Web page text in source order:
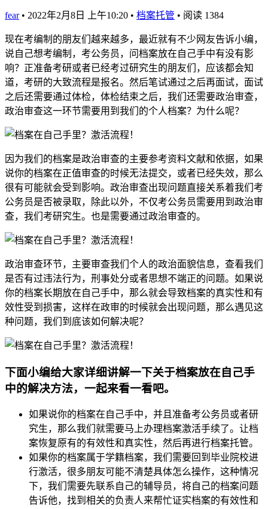
fear • 2022年2月8日 上午10:20 • 档案托管 • 阅读 1384
现在考编制的朋友们越来越多，最近就有不少网友告诉小编，
说自己想考编制，考公务员，问档案放在自己手中有没有影
响？正准备考研或者已经考过研究生的朋友们，应该都会知
道，考研的大致流程是报名。然后笔试通过之后再面试，面试
之后还需要通过体检，体检结束之后，我们还需要政治审查，
政治审查这一环节需要用到我们的个人档案？为什么呢？
因为我们的档案是政治审查的主要参考资料文献和依据，如果
说你的档案在正值审查的时候无法提交，或者已经失效，那么
很有可能就会受到影响。政治审查出现问题直接关系着我们考
公务员是否被录取，除此以外，不仅考公务员需要用到政治审
查，我们考研究生。也是需要通过政治审查的。
政治审查环节，主要审查我们个人的政治面貌信息，查看我们
是否有过违法行为，刑事处分或者思想不端正的问题。如果说
你的档案长期放在自己手中，那么就会导致档案的真实性和有
效性受到损害，这样在政审的时候就会出现问题，那么遇见这
种问题，我们到底该如何解决呢？
下面小编给大家详细讲解一下关于档案放在自己手
中的解决方法，一起来看一看吧。
如果说你的档案在自己手中，并且准备考公务员或者研
究生，那么我们就需要马上办理档案激活手续了。让档
案恢复原有的有效性和真实性，然后再进行档案托管。
如果你的档案属于学籍档案，我们需要回到毕业院校进
行激活，很多朋友可能不清楚具体怎么操作，这种情况
下，我们需要先联系自己的辅导员，将自己的档案问题
告诉他，找到相关的负责人来帮忙证实档案的有效性和